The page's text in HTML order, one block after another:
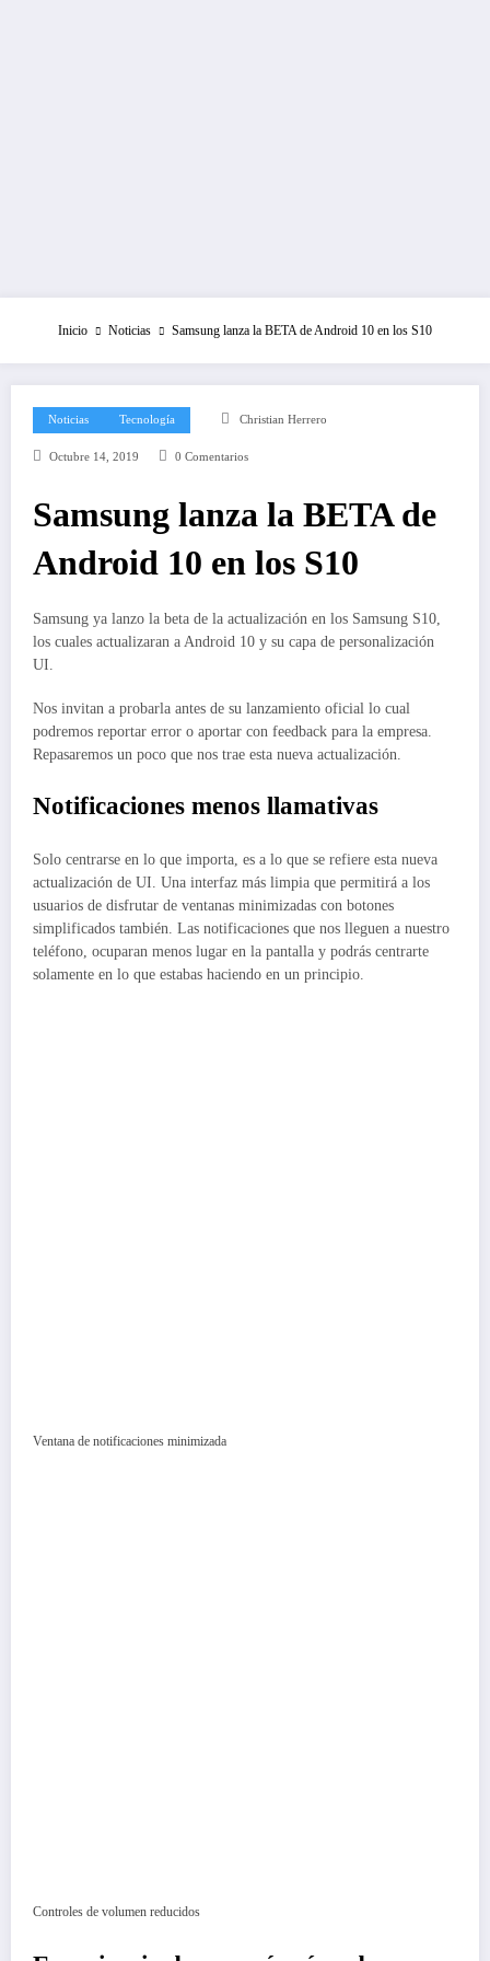
Inicio Noticias Samsung lanza la BETA de Android 10 en los S10
Noticias Tecnología Christian Herrero
Octubre 14, 2019 0 Comentarios
Samsung lanza la BETA de
Android 10 en los S10
Samsung ya lanzo la beta de la actualización en los Samsung S10,
los cuales actualizaran a Android 10 y su capa de personalización
UI.
Nos invitan a probarla antes de su lanzamiento oficial lo cual
podremos reportar error o aportar con feedback para la empresa.
Repasaremos un poco que nos trae esta nueva actualización.
Notificaciones menos llamativas
Solo centrarse en lo que importa, es a lo que se refiere esta nueva
actualización de UI. Una interfaz más limpia que permitirá a los
usuarios de disfrutar de ventanas minimizadas con botones
simplificados también. Las notificaciones que nos lleguen a nuestro
teléfono, ocuparan menos lugar en la pantalla y podrás centrarte
solamente en lo que estabas haciendo en un principio.
Ventana de notificaciones minimizada
Controles de volumen reducidos